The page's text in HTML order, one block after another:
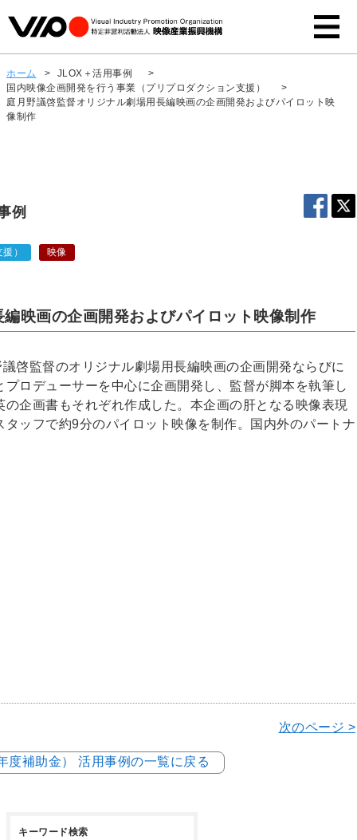
ホーム > JLOX＋活用事例
>
国内映像企画開発を行う事業（プリプロダクション支援）
>
庭月野議啓監督オリジナル劇場用長編映画の企画開発およびパイロット映
像制作
例
） 映像
映画の企画開発およびパイロット映像制作
啓監督のオリジナル劇場用長編映画の企画開発ならびに
ロデューサーを中心に企画開発し、監督が脚本を執筆し
企画書もそれぞれ作成した。本企画の肝となる映像表現
ッフで約9分のパイロット映像を制作。国内外のパートナ
次のページ >
度補助金） 活用事例の一覧に戻る
キーワード検索